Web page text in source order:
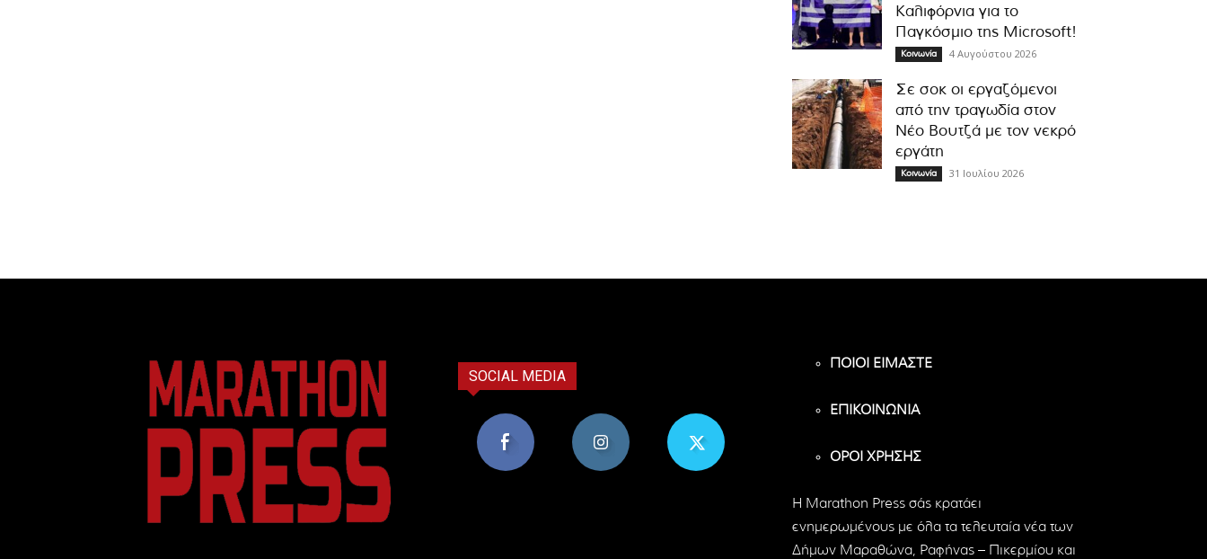
Καλιφόρνια για το
Παγκόσμιο της Microsoft!
Κοινωνία 4 Αυγούστου 2026
Σε σοκ οι εργαζόμενοι
από την τραγωδία στον
Νέο Βουτζά με τον νεκρό
εργάτη
Κοινωνία 31 Ιουλίου 2026
SOCIAL MEDIA
ΠΟΙΟΙ ΕΙΜΑΣΤΕ
ΕΠΙΚΟΙΝΩΝΙΑ
ΟΡΟΙ ΧΡΗΣΗΣ
H Marathon Press σάς κρατάει
ενημερωμένους με όλα τα τελευταία νέα των
Δήμων Μαραθώνα, Ραφήνας – Πικερμίου και